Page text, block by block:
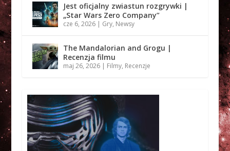
Jest oficjalny zwiastun rozgrywki |
„Star Wars Zero Company”
cze 6, 2026| Gry, Newsy
The Mandalorian and Grogu |
Recenzja filmu
maj 26, 2026| Filmy, Recenzje